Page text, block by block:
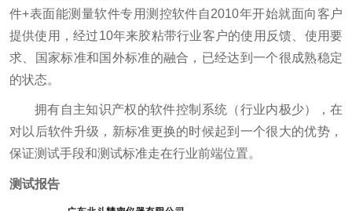
件+表面能测量软件专用测控软件自2010年开始就面向客户
提供使用，经过10年来胶粘带行业客户的使用反馈、使用要
求、国家标准和国外标准的融合，已经达到一个很成熟稳定
的状态。
拥有自主知识产权的软件控制系统（行业内极少），在
对以后软件升级，新标准更换的时候起到一个很大的优势，
保证测试手段和测试标准走在行业前端位置。
测试报告